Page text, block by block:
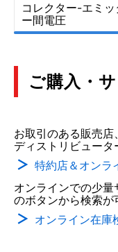
コレクター-エミッ
ー間電圧
ご購入・
お取引のある販売
ディストリビュータ
特約店＆オンラ
オンラインでの少
のボタンから検索が
オンライン在庫